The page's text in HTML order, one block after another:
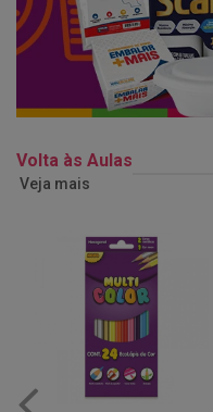
Volta às Aulas
Veja mais